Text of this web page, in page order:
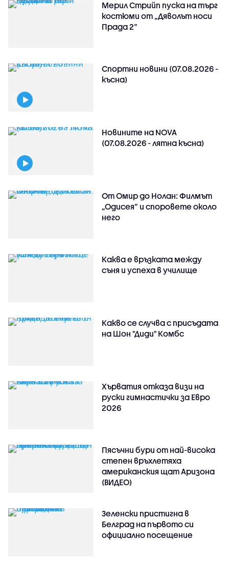
Мерил Стрийп пуска на търг
костюми от „Дяволът носи
Прада 2“
Спортни новини (07.08.2026 -
късна)
Новините на NOVA
(07.08.2026 - лятна късна)
От Омир до Нолан: Филмът
„Одисея” и споровете около
него
Каква е връзката между
съня и успеха в училище
Какво се случва с присъдата
на Шон "Диди" Комбс
Хърватия отказа визи на
руски гимнастички за Евро
2026
Пясъчни бури от най-висока
степен връхлетяха
американския щат Аризона
(ВИДЕО)
Зеленски пристигна в
Белград на първото си
официално посещение